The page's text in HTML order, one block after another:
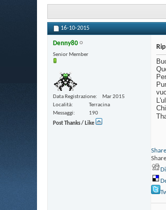
16-10-2015
Denny80
Senior Member
Data Registrazione
Mar 2015
Località
Terracina
Messaggi
190
Post Thanks / Like
Share